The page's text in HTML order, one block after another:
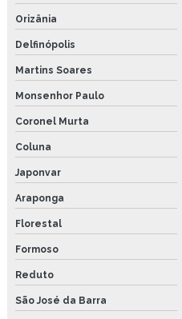
Orizânia
Delfinópolis
Martins Soares
Monsenhor Paulo
Coronel Murta
Coluna
Japonvar
Araponga
Florestal
Formoso
Reduto
São José da Barra